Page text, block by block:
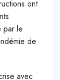
ont
par le
de
avec